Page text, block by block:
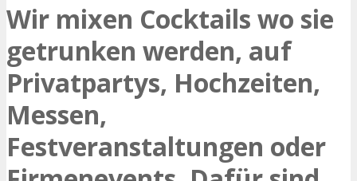
Wir mixen Cocktails wo sie
getrunken werden, auf
Privatpartys, Hochzeiten,
Messen,
Festveranstaltungen oder